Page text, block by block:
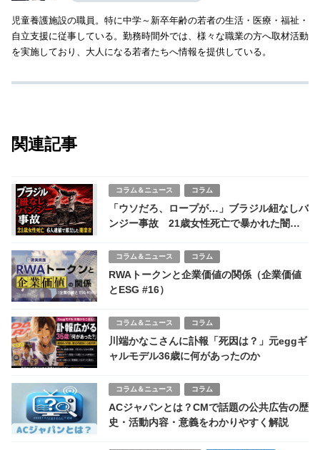
児童養護施設の職員。特に中学～新卒年齢の若者の生活・医療・福祉・
自立支援に従事している。勤務時間外では、様々な職業の方へ取材活動
を実施しており、大人になる若者たちへ情報を提供している。
関連記事
コラム＆ニュース コラム
「ウソだろ、ロープが…」ブラジル紐なしバ
ンジー事故 21歳女性死亡で暴かれた闇業
コラム＆ニュース コラム
RWAトークンと企業価値の関係（企業価値
とESG #16）
コラム＆ニュース コラム
川端かなこさんに訃報「死因は？」元eggギ
ャルモデル36歳に何があったのか
コラム＆ニュース コラム
ACジャパンとは？CMで話題の公共広告の歴
史・活動内容・意義をわかりやすく解説